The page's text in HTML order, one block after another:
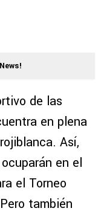
de las
en plena
Así,
en el
el Torneo
también